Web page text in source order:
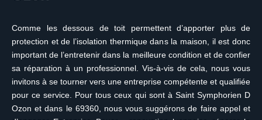
Comme les dessous de toit permettent d’apporter plus de
protection et de l’isolation thermique dans la maison, il est donc
important de l’entretenir dans la meilleure condition et de confier
sa réparation à un professionnel. Vis-à-vis de cela, nous vous
invitons à se tourner vers une entreprise compétente et qualifiée
pour ce service. Pour tous ceux qui sont à Saint Symphorien D
Ozon et dans le 69360, nous vous suggérons de faire appel et